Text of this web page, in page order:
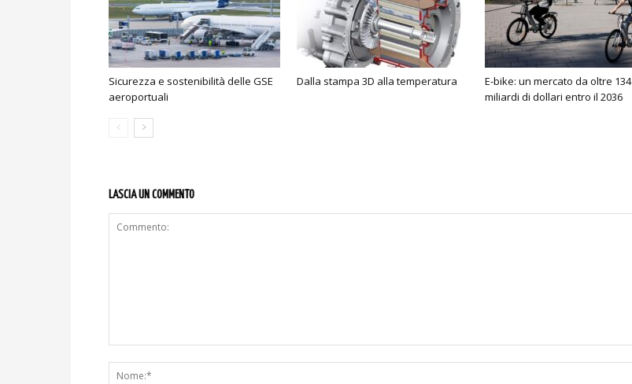
Sicurezza e sostenibilità delle GSE
aeroportuali
Dalla stampa 3D alla temperatura
E-bike: un mercato da oltre 134
miliardi di dollari entro il 2036
LASCIA UN COMMENTO